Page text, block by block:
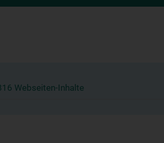
Webseiten-Inhalte